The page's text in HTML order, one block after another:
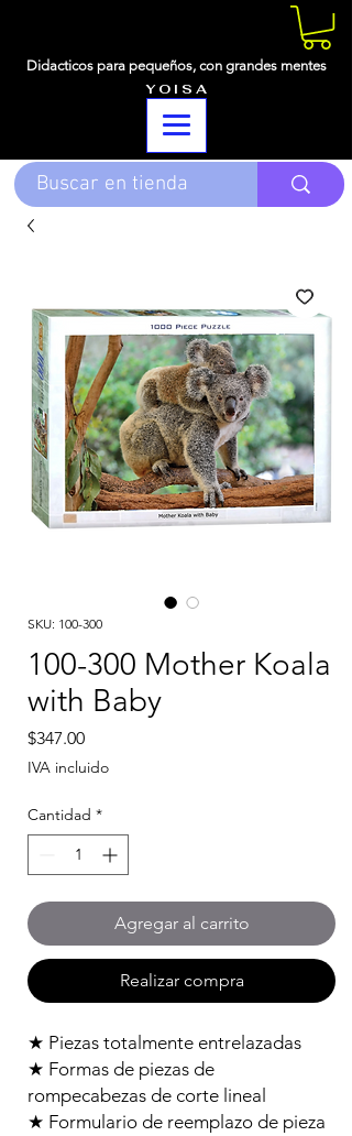
Didacticos para pequeños, con grandes mentes
Y O I S A
SKU: 100-300
100-300 Mother Koala
with Baby
$347.00Precio
IVA incluido
Cantidad *
Agregar al carrito
Realizar compra
★ Piezas totalmente entrelazadas
★ Formas de piezas de
rompecabezas de corte lineal
★ Formulario de reemplazo de pieza